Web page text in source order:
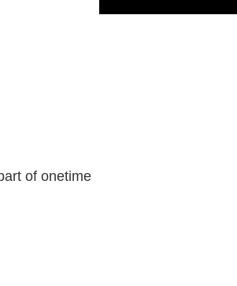
of onetime